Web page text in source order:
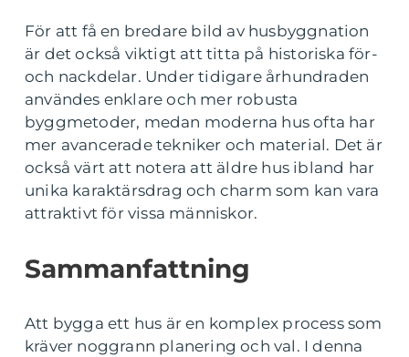
För att få en bredare bild av husbyggnation
är det också viktigt att titta på historiska för-
och nackdelar. Under tidigare århundraden
användes enklare och mer robusta
byggmetoder, medan moderna hus ofta har
mer avancerade tekniker och material. Det är
också värt att notera att äldre hus ibland har
unika karaktärsdrag och charm som kan vara
attraktivt för vissa människor.
Sammanfattning
Att bygga ett hus är en komplex process som
kräver noggrann planering och val. I denna